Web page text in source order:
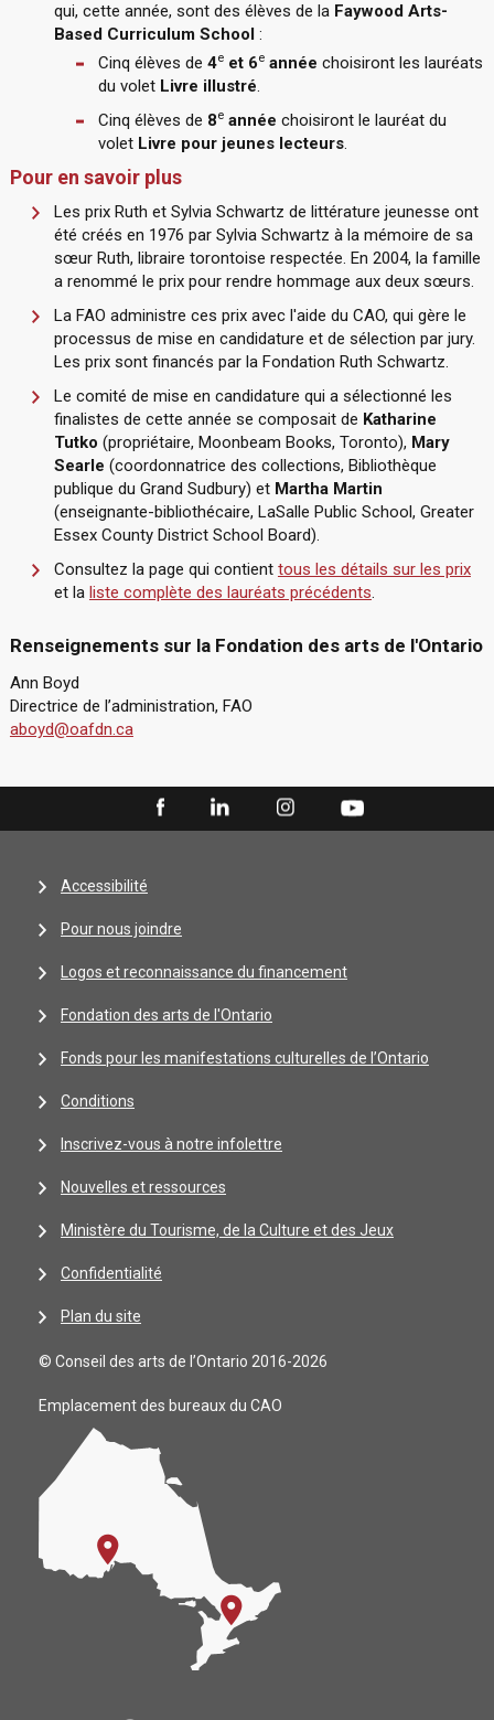
qui, cette année, sont des élèves de la Faywood Arts-
Based Curriculum School:
Cinq élèves de 4eet 6eannée choisiront les lauréats
du volet Livre illustré.
Cinq élèves de 8eannée choisiront le lauréat du
volet Livre pour jeunes lecteurs.
Pour en savoir plus
Les prix Ruth et Sylvia Schwartz de littérature jeunesse ont
été créés en 1976 par Sylvia Schwartz à la mémoire de sa
sœur Ruth, libraire torontoise respectée. En 2004, la famille
a renommé le prix pour rendre hommage aux deux sœurs.
La FAO administre ces prix avec l'aide du CAO, qui gère le
processus de mise en candidature et de sélection par jury.
Les prix sont financés par la Fondation Ruth Schwartz.
Le comité de mise en candidature qui a sélectionné les
finalistes de cette année se composait de Katharine
Tutko (propriétaire, Moonbeam Books, Toronto), Mary
Searle (coordonnatrice des collections, Bibliothèque
publique du Grand Sudbury) et Martha Martin
(enseignante-bibliothécaire, LaSalle Public School, Greater
Essex County District School Board).
Consultez la page qui contient tous les détails sur les prix
et la liste complète des lauréats précédents.
Renseignements sur la Fondation des arts de l'Ontario
Ann Boyd
Directrice de l’administration, FAO
aboyd@oafdn.ca
Accessibilité
Pour nous joindre
Logos et reconnaissance du financement
Fondation des arts de l'Ontario
Fonds pour les manifestations culturelles de l’Ontario
Conditions
Inscrivez-vous à notre infolettre
Nouvelles et ressources
Ministère du Tourisme, de la Culture et des Jeux
Confidentialité
Plan du site
© Conseil des arts de l’Ontario 2016-2026
Emplacement des bureaux du CAO